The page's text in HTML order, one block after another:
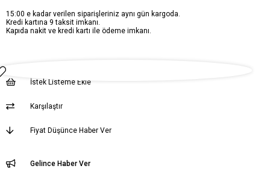
15:00 e kadar verilen siparişleriniz aynı gün kargoda.
Kredi kartına 9 taksit imkanı.
Kapıda nakit ve kredi kartı ile ödeme imkanı.
İstek Listeme Ekle
Karşılaştır
Fiyat Düşünce Haber Ver
Gelince Haber Ver